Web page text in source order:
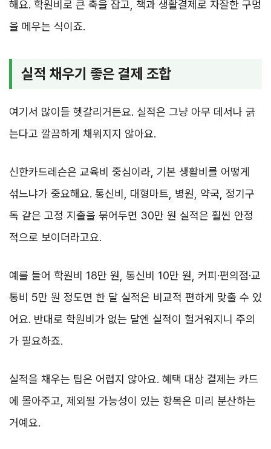
해요. 학원비로 큰 축을 잡고, 책과 생활결제로 자잘한 구멍
을 메우는 식이죠.
실적 채우기 좋은 결제 조합
여기서 많이들 헷갈리거든요. 실적은 그냥 아무 데서나 긁
는다고 깔끔하게 채워지지 않아요.
신한카드레슨은 교육비 중심이라, 기본 생활비를 어떻게
섞느냐가 중요해요. 통신비, 대형마트, 병원, 약국, 정기구
독 같은 고정 지출을 묶어두면 30만 원 실적은 훨씬 안정
적으로 보이더라고요.
예를 들어 학원비 18만 원, 통신비 10만 원, 커피·편의점·교
통비 5만 원 정도면 한 달 실적은 비교적 편하게 맞출 수 있
어요. 반대로 학원비가 없는 달엔 실적이 헐거워지니 주의
가 필요하죠.
실적을 채우는 팁은 어렵지 않아요. 혜택 대상 결제는 카드
에 몰아주고, 제외될 가능성이 있는 항목은 미리 분산하는
거예요.